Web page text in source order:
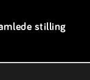
stilling